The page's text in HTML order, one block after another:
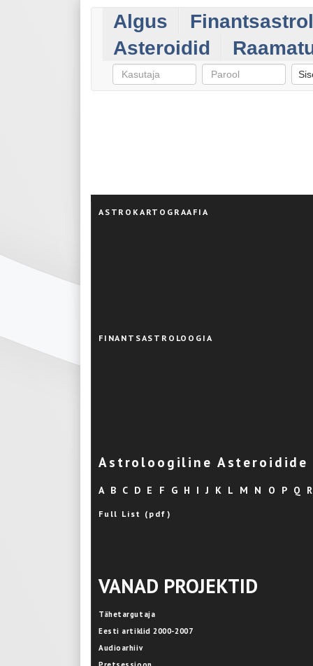
Algus
Asteroidid
ASTROKARTOGRAAFIA
FINANTSASTROLOOGIA
Astroloogiline Asteroidide
A B C D E F G H I J K L M N O P Q R
Full List (pdf)
VANAD PROJEKTID
Tähetargutaja
Eesti artiklid 2000-2007
Audioarhiiv